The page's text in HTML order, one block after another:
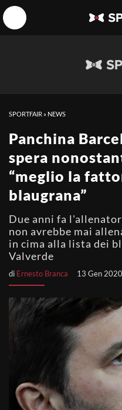
SPORTFAIR » NEWS
Panchina
spera
“meglio la
blaugrana”
Due anni fa
non avrebbe mai
in cima alla lista dei
Valverde
di Ernesto Branca 13 Gen